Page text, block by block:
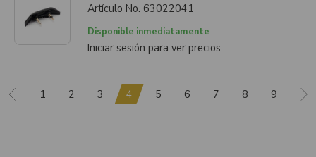
Artículo No. 63022041
Disponible inmediatamente
Iniciar sesión para ver precios
1 2 3 4 5 6 7 8 9